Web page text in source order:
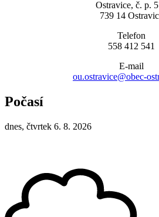
Ostravice, č. p.
739 14
Telefon
558 412 541
E-mail
ou.ostravice@obec-
Počasí
dnes, čtvrtek 6. 8. 2026